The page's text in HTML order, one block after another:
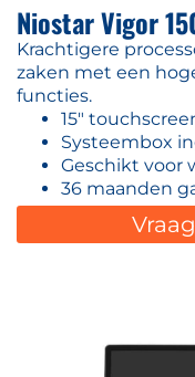
Niostar Vigor
Krachtigere
zaken met een
functies.
15"
Systeembox
Geschikt voor
36 maanden